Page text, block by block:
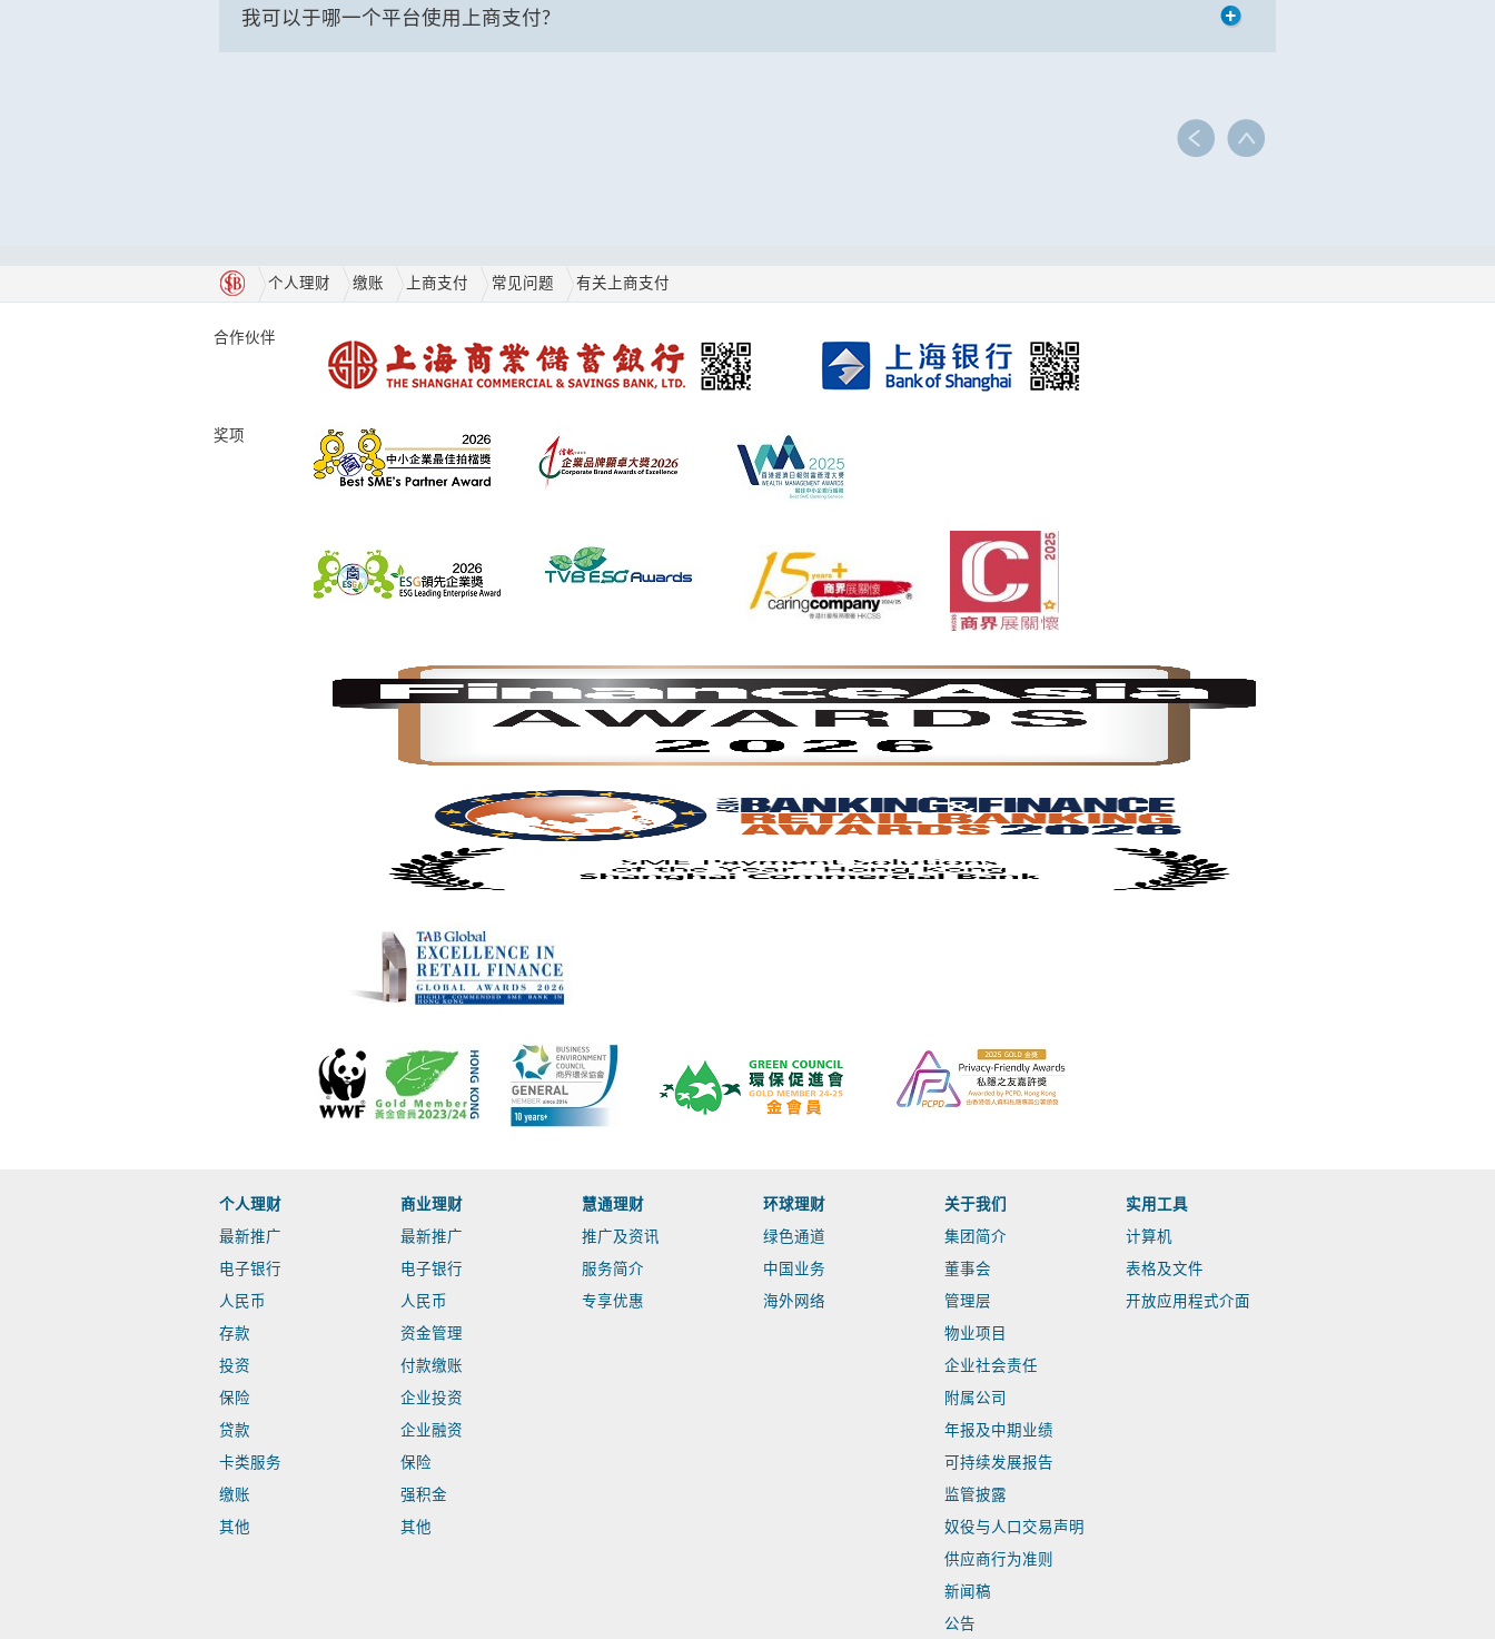
我可以于哪一个平台使用上商支付?
个人理财 缴账 上商支付 常见问题 有关上商支付
合作伙伴
奖项
个人理财
最新推广
电子银行
人民币
存款
投资
保险
贷款
卡类服务
缴账
其他
商业理财
最新推广
电子银行
人民币
资金管理
付款缴账
企业投资
企业融资
保险
强积金
其他
慧通理财
推广及资讯
服务简介
专享优惠
环球理财
绿色通道
中国业务
海外网络
关于我们
集团简介
董事会
管理层
物业项目
企业社会责任
附属公司
年报及中期业绩
可持续发展报告
监管披露
奴役与人口交易声明
供应商行为准则
新闻稿
公告
实用工具
计算机
表格及文件
开放应用程式介面